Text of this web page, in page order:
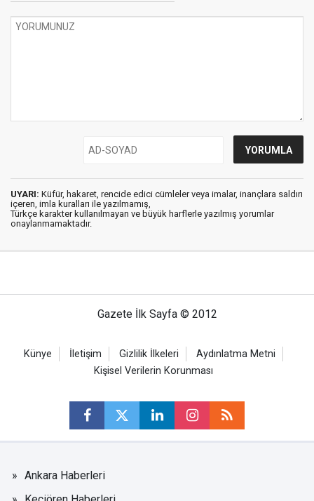
UYARI: Küfür, hakaret, rencide edici cümleler veya imalar, inançlara saldırı
içeren, imla kuralları ile yazılmamış,
Türkçe karakter kullanılmayan ve büyük harflerle yazılmış yorumlar
onaylanmamaktadır.
Gazete İlk Sayfa © 2012
Künye İletişim Gizlilik İlkeleri
Aydınlatma Metni
Kişisel Verilerin Korunması
Ankara Haberleri